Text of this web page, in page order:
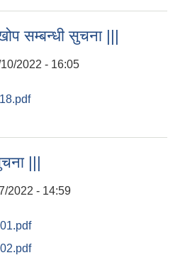
सम्बन्धी सुचना |||
2022 - 16:05
|||
2022 - 14:59